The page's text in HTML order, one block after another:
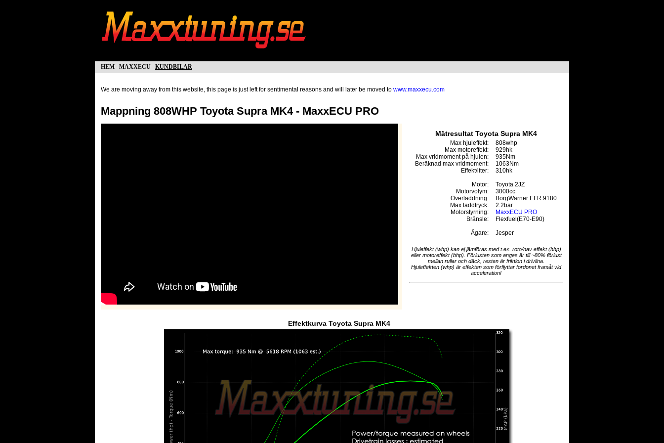
hem maxxecu kundbilar
We are moving away from this website, this page is just left for sentimental reasons and will later be moved to www.maxxecu.com
Mappning 808WHP Toyota Supra MK4 - MaxxECU PRO
Mätresultat Toyota Supra MK4
Max hjuleffekt:
808whp
Max motoreffekt:
929hk
Max vridmoment på hjulen:
935Nm
Beräknad max vridmoment:
1063Nm
Effekt/liter:
310hk
Motor:
Toyota 2JZ
Motorvolym:
3000cc
Överladdning:
BorgWarner EFR 9180
Max laddtryck:
2.2bar
Motorstyrning:
MaxxECU PRO
Bränsle:
Flexfuel(E70-E90)
Ägare:
Jesper
Hjuleffekt (whp) kan ej jämföras med t.ex. roto/nav effekt (hhp)
eller motoreffekt (bhp). Förlusten som anges är till ~80% förlust
mellan rullar och däck, resten är friktion i drivlina.
Hjuleffekten (whp) är effekten som förflyttar fordonet framåt vid
acceleration!
Effektkurva Toyota Supra MK4